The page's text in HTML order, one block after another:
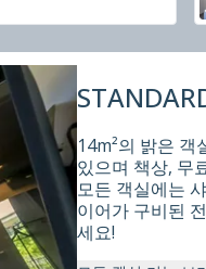
14m²의 밝은 객
있으며 책상, 무
모든 객실에는
이어가 구비된
세요!